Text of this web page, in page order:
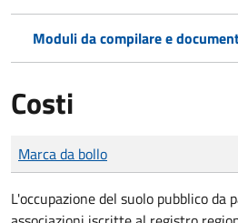
Moduli da compilare e
Costi
Tipo di pagamento
Importo
Marca da bollo
L'occupazione del suolo pubblico da